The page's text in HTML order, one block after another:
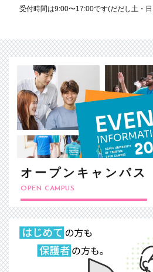
受付時間は9:00〜17:00です(だだし土・日
オープンキャンパス
OPEN CAMPUS